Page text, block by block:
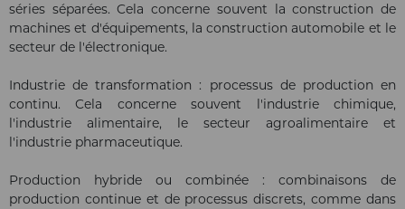
séries séparées. Cela concerne souvent la construction de
machines et d'équipements, la construction automobile et le
secteur de l'électronique.
Industrie de transformation : processus de production en
continu. Cela concerne souvent l'industrie chimique,
l'industrie alimentaire, le secteur agroalimentaire et
l'industrie pharmaceutique.
Production hybride ou combinée : combinaisons de
production continue et de processus discrets, comme dans